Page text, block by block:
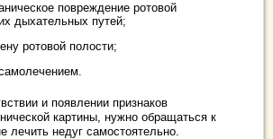
повреждение ротовой
дыхательных путей;
ротовой полости;
и появлении признаков
картины, нужно обращаться к
лечить недуг самостоятельно.